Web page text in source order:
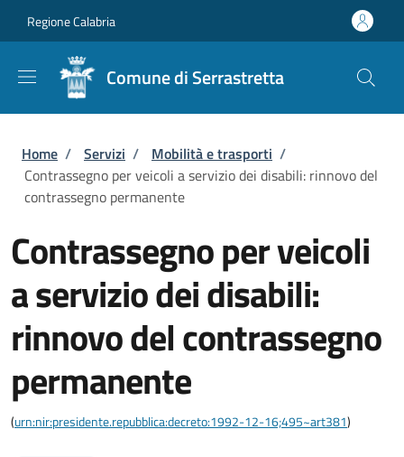
Regione Calabria
Comune di Serrastretta
Briciole di pane
Home / Servizi / Mobilità e trasporti /
Contrassegno per veicoli a servizio dei disabili: rinnovo del
contrassegno permanente
Contrassegno per veicoli
a servizio dei disabili:
rinnovo del contrassegno
permanente
(urn:nir:presidente.repubblica:decreto:1992-12-16;495~art381)